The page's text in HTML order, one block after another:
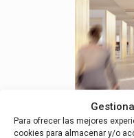
Para ofrecer las mejores
cookies para almacenar y/o
27 febrero, 2023
Los estados financieros